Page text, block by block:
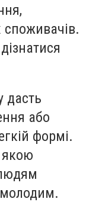
дасть
або
формі.
якою
молодим.